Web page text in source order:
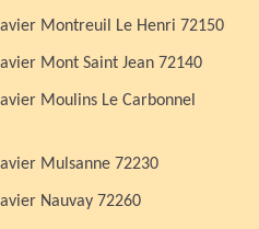
Montreuil Le Henri 72150
Mont Saint Jean 72140
Moulins Le Carbonnel
Mulsanne 72230
Nauvay 72260